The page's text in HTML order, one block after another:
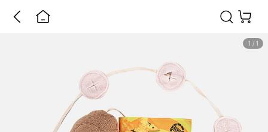
1 / 1